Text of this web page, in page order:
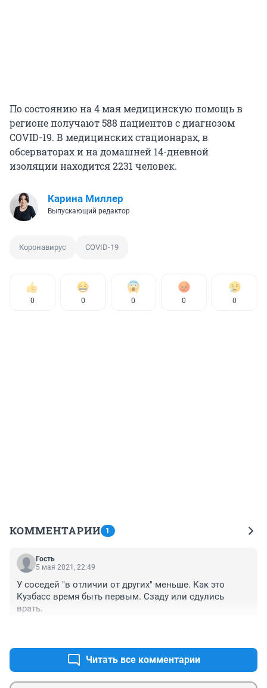
По состоянию на 4 мая медицинскую помощь в
регионе получают 588 пациентов с диагнозом
COVID-19. В медицинских стационарах, в
обсерваторах и на домашней 14-дневной
изоляции находится 2231 человек.
Карина Миллер
Выпускающий редактор
Коронавирус COVID-19
0 0 0 0 0
КОММЕНТАРИИ 1
Гость
5 мая 2021, 22:49
У соседей "в отличии от других" меньше. Как это
Кузбасс время быть первым. Сзаду или сдулись
врать.
Читать все комментарии